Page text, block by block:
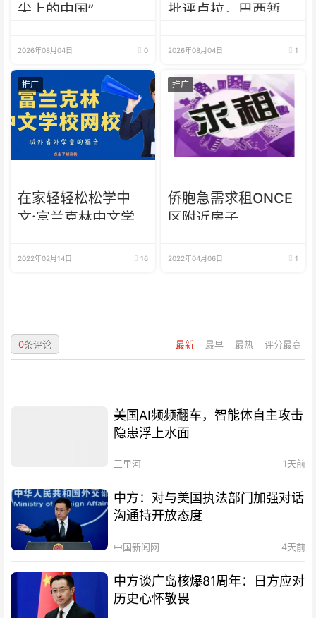
尖上的中国”
2026年08月04日 0
批评卢拉，巴西暂不
2026年08月04日 1
推广
在家轻轻松松学中
文:富兰克林中文学
啦
2022年02月14日 16
推广
侨胞急需求租ONCE
区附近房子
2022年04月06日 1
最新 最早 最热 评分最高
0条评论
美国AI频频翻车，智能体自主攻击
隐患浮上水面
三里河 1天前
中方：对与美国执法部门加强对话
沟通持开放态度
中国新闻网 4天前
中方谈广岛核爆81周年：日方应对
历史心怀敬畏